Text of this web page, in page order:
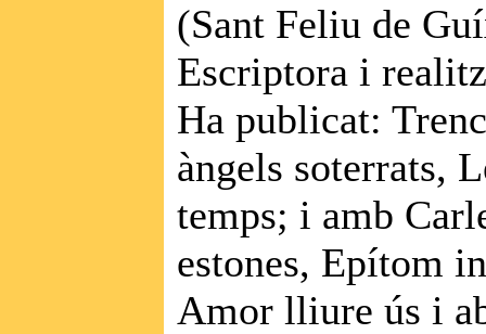
(Sant Feliu de
Escriptora i
Ha publicat:
àngels soterrats,
temps; i amb
estones, Epítom
Amor lliure ús i